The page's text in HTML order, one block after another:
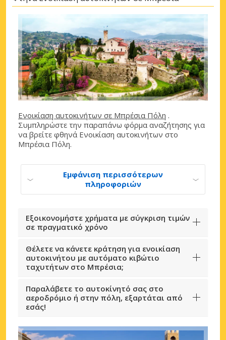
Ενοικίαση αυτοκινήτων σε Μπρέσια Πόλη .
Συμπληρώστε την παραπάνω φόρμα αναζήτησης για
να βρείτε φθηνά Ενοικίαση αυτοκινήτων στο
Μπρέσια Πόλη.
Εμφάνιση περισσότερων
πληροφοριών
Εξοικονομήστε χρήματα με σύγκριση τιμών
σε πραγματικό χρόνο
Θέλετε να κάνετε κράτηση για ενοικίαση
αυτοκινήτου με αυτόματο κιβώτιο
ταχυτήτων στο Μπρέσια;
Παραλάβετε το αυτοκίνητό σας στο
αεροδρόμιο ή στην πόλη, εξαρτάται από
εσάς!